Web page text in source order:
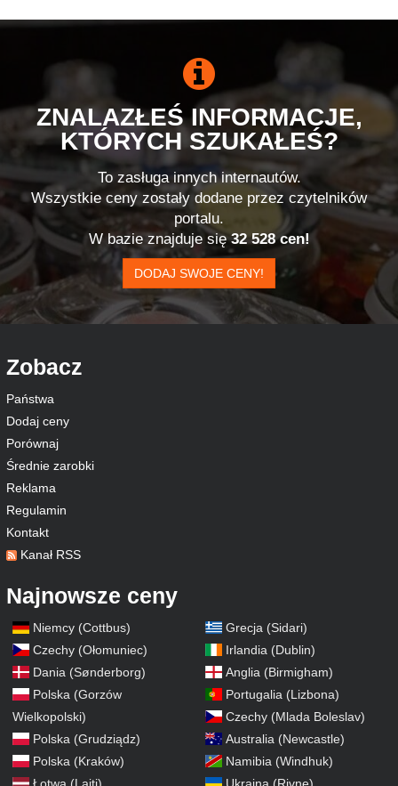
ZNALAZŁEŚ INFORMACJE,
KTÓRYCH SZUKAŁEŚ?
To zasługa innych internautów.
Wszystkie ceny zostały dodane przez czytelników
portalu.
W bazie znajduje się32 528 cen!
DODAJ SWOJE CENY!
Zobacz
Państwa
Dodaj ceny
Porównaj
Średnie zarobki
Reklama
Regulamin
Kontakt
Kanał RSS
Najnowsze ceny
Niemcy (Cottbus)
Czechy (Ołomuniec)
Dania (Sønderborg)
Polska (Gorzów
Wielkopolski)
Polska (Grudziądz)
Polska (Kraków)
Grecja (Sidari)
Irlandia (Dublin)
Anglia (Birmigham)
Portugalia (Lizbona)
Czechy (Mlada Boleslav)
Australia (Newcastle)
Namibia (Windhuk)